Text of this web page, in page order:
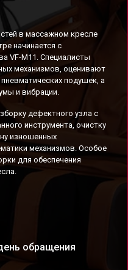
в массажном кресле
начинается с
VF-M11. Специалисты
механизмов, оценивают
подушек, а
и вибрации.
дефектного узла с
инструмента, очистку
изношенных
механизмов. Особое
для обеспечения
обращения